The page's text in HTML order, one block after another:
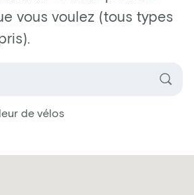
vous voulez (tous types
de vélos